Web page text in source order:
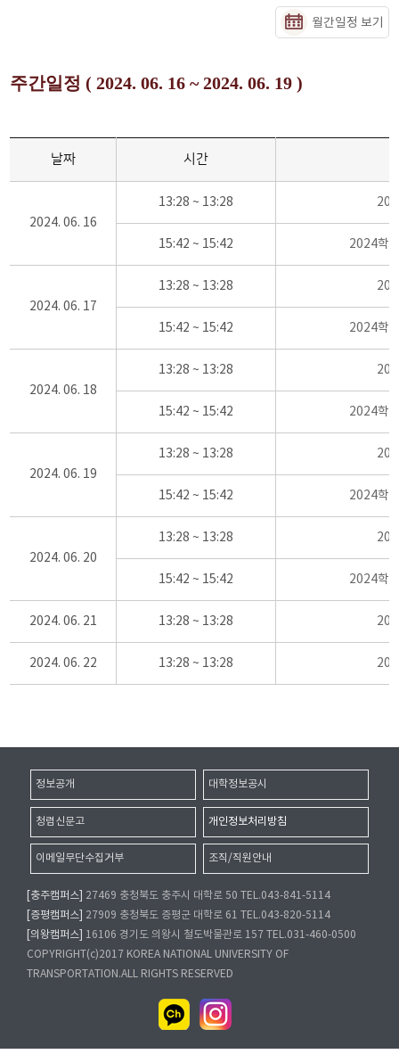
월간일정 보기
주간일정 ( 2024. 06. 16 ~ 2024. 06. 19 )
날짜 시간
2024. 06. 16
13:28 ~ 13:28
15:42 ~ 15:42 2024학
2024. 06. 17
13:28 ~ 13:28
15:42 ~ 15:42 2024학
2024. 06. 18
13:28 ~ 13:28
15:42 ~ 15:42 2024학
2024. 06. 19
13:28 ~ 13:28
15:42 ~ 15:42 2024학
2024. 06. 20
13:28 ~ 13:28
15:42 ~ 15:42 2024학
2024. 06. 21 13:28 ~ 13:28
2024. 06. 22 13:28 ~ 13:28
정보공개 대학정보공시
청렴신문고 개인정보처리방침
이메일무단수집거부 조직/직원안내
[충주캠퍼스]
27469 충청북도 충주시 대학로 50 TEL.043-841-5114
[증평캠퍼스]
27909 충청북도 증평군 대학로 61 TEL.043-820-5114
[의왕캠퍼스]
16106 경기도 의왕시 철도박물관로 157 TEL.031-460-0500
COPYRIGHT(c)2017 KOREA NATIONAL UNIVERSITY OF
TRANSPORTATION.ALL RIGHTS RESERVED